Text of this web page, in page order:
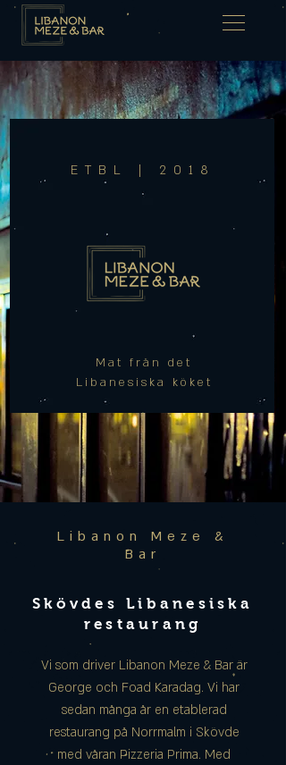
ETBL | 2018
Mat från det
Libanesiska köket
Libanon Meze &
Bar
Skövdes Libanesiska
restaurang
Vi som driver Libanon Meze & Bar är
George och Foad Karadag. Vi har
sedan många år en etablerad
restaurang på Norrmalm i Skövde
med våran Pizzeria Prima. Med